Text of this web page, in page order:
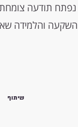
נפתח תודעה
והלמידה
שיתוף